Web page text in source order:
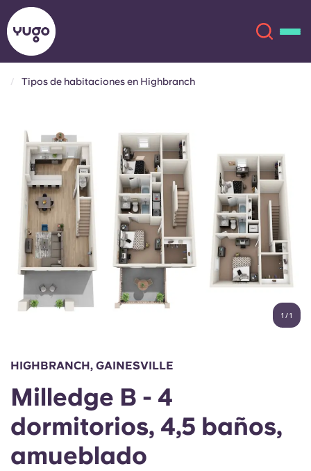
Ubicaciones
Más
Cuenta Idioma
Chinese
Español
Iniciar sesión
English (US)
Chinese Español
Català Deutsch
Italian French
Portuguese
Tipos de habitaciones en Highbranch
1 /1
HIGHBRANCH, GAINESVILLE
Milledge B - 4
dormitorios, 4,5 baños,
amueblado